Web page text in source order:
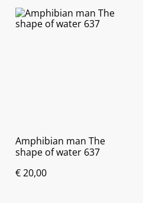
Amphibian man The
shape of water 637
€ 20,00